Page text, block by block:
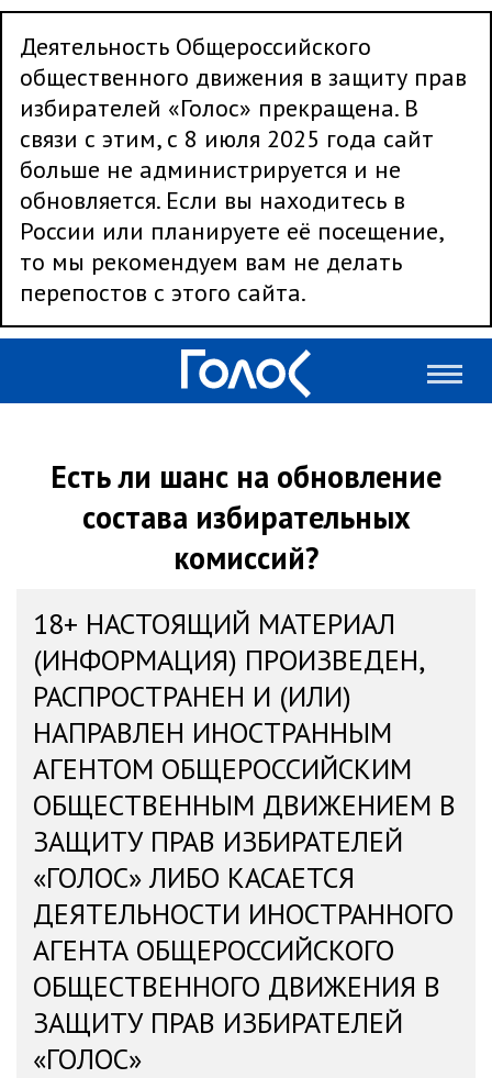
Деятельность Общероссийского
общественного движения в защиту прав
избирателей «Голос» прекращена. В
связи с этим, с 8 июля 2025 года сайт
больше не администрируется и не
обновляется. Если вы находитесь в
России или планируете её посещение,
то мы рекомендуем вам не делать
перепостов с этого сайта.
Есть ли шанс на обновление
состава избирательных
комиссий?
18+ НАСТОЯЩИЙ МАТЕРИАЛ
(ИНФОРМАЦИЯ) ПРОИЗВЕДЕН,
РАСПРОСТРАНЕН И (ИЛИ)
НАПРАВЛЕН ИНОСТРАННЫМ
АГЕНТОМ ОБЩЕРОССИЙСКИМ
ОБЩЕСТВЕННЫМ ДВИЖЕНИЕМ В
ЗАЩИТУ ПРАВ ИЗБИРАТЕЛЕЙ
«ГОЛОС» ЛИБО КАСАЕТСЯ
ДЕЯТЕЛЬНОСТИ ИНОСТРАННОГО
АГЕНТА ОБЩЕРОССИЙСКОГО
ОБЩЕСТВЕННОГО ДВИЖЕНИЯ В
ЗАЩИТУ ПРАВ ИЗБИРАТЕЛЕЙ
«ГОЛОС»